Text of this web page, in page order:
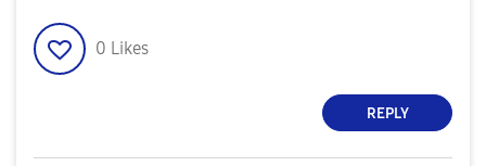
0 Likes
REPLY